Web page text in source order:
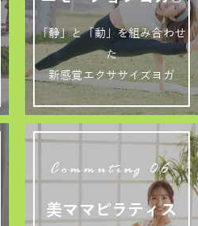
「静」と「動」を組み合わせ
た
新感覚エクササイズヨガ
Commuting 06
美ママピラティス